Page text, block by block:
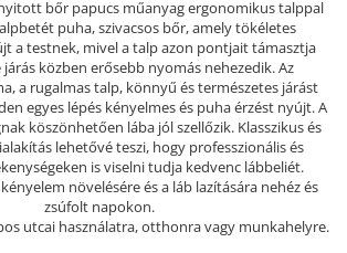
- Leon
- Leon
- Leon
KOLLEKCIÓ
bőr papucs műanyag ergonomikus talppal
puha, szivacsos bőr, amely tökéletes
a testnek, mivel a talp azon pontjait támasztja
közben erősebb nyomás nehezedik. Az
a rugalmas talp, könnyű és természetes járást
egyes lépés kényelmes és puha érzést nyújt. A
köszönhetően lába jól szellőzik. Klasszikus és
lehetővé teszi, hogy professzionális és
is viselni tudja kedvenc lábbeliét.
növelésére és a láb lazítására nehéz és
zsúfolt napokon.
utcai használatra, otthonra vagy munkahelyre.